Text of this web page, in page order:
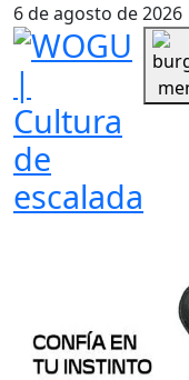
6 de agosto de 2026